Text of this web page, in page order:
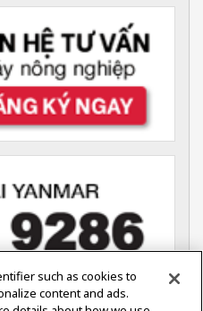
such as cookies to
content and ads.